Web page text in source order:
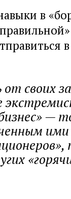
в
своих
—
«